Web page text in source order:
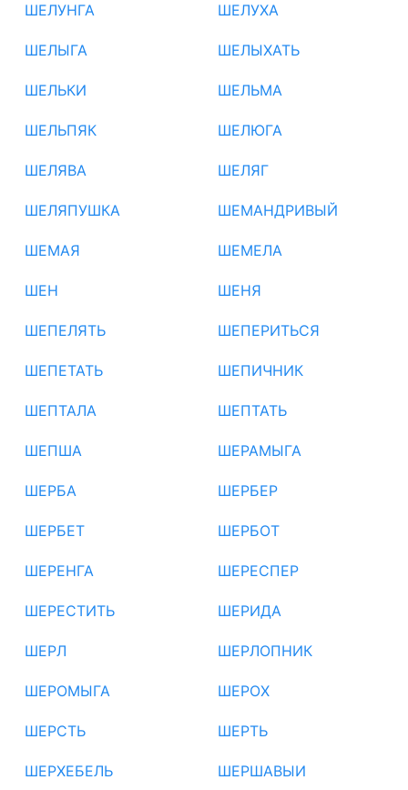
ШЕЛУНГА ШЕЛУХА
ШЕЛЫГА ШЕЛЫХАТЬ
ШЕЛЬКИ ШЕЛЬМА
ШЕЛЬПЯК ШЕЛЮГА
ШЕЛЯВА ШЕЛЯГ
ШЕЛЯПУШКА ШЕМАНДРИВЫЙ
ШЕМАЯ ШЕМЕЛА
ШЕН ШЕНЯ
ШЕПЕЛЯТЬ ШЕПЕРИТЬСЯ
ШЕПЕТАТЬ ШЕПИЧНИК
ШЕПТАЛА ШЕПТАТЬ
ШЕПША ШЕРАМЫГА
ШЕРБА ШЕРБЕР
ШЕРБЕТ ШЕРБОТ
ШЕРЕНГА ШЕРЕСПЕР
ШЕРЕСТИТЬ ШЕРИДА
ШЕРЛ ШЕРЛОПНИК
ШЕРОМЫГА ШЕРОХ
ШЕРСТЬ ШЕРТЬ
ШЕРХЕБЕЛЬ ШЕРШАВЫИ